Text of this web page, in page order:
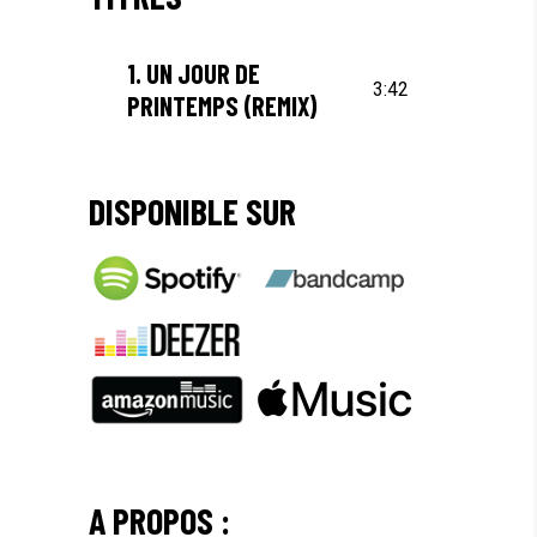
1. UN JOUR DE
PRINTEMPS (REMIX)
3:42
DISPONIBLE SUR
A PROPOS :